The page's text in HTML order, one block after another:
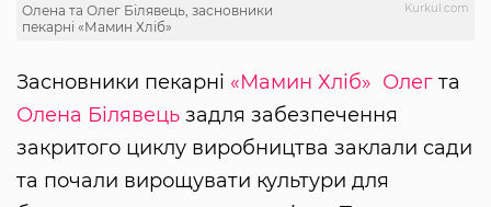
Kurkul.com
Олена та Олег Білявець, засновники
пекарні «Мамин Хліб»
Засновники пекарні «Мамин Хліб» Олег та
Олена Білявець задля забезпечення
закритого циклу виробництва заклали сади
та почали вирощувати культури для